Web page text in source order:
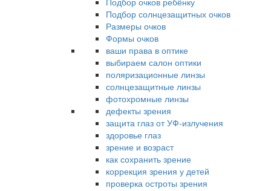
Подбор солнцезащитных очков
Размеры очков
Формы очков
ваши права в оптике
выбираем салон оптики
поляризационные линзы
солнцезащитные линзы
фотохромные линзы
дефекты зрения
защита глаз от УФ-излучения
здоровье глаз
зрение и возраст
как сохранить зрение
коррекция зрения у детей
проверка остроты зрения